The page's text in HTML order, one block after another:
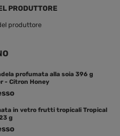
PRODUTTORE
produttore
profumata alla soia 396 g
- Citron Honey
in vetro frutti tropicali Tropical
g